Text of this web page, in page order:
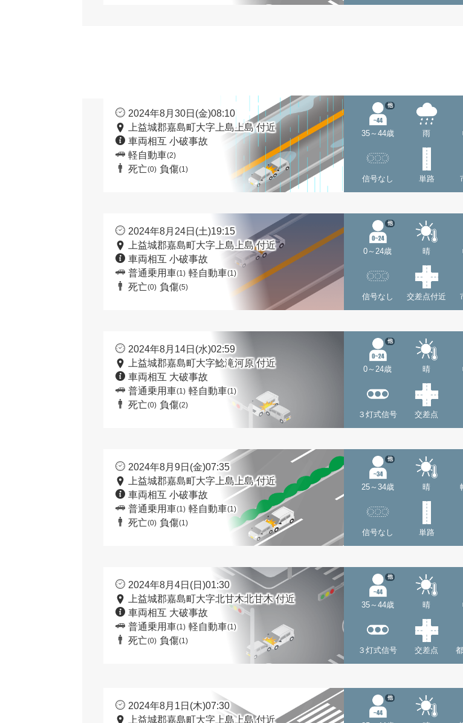
2024年8月30日(金)08:10
上益城郡嘉島町大字上島上島 付近
車両相互 小破事故
軽自動車(2)
死亡(0) 負傷(1)
35～44歳
他
雨
信号なし 単路
2024年8月24日(土)19:15
上益城郡嘉島町大字上島上島 付近
車両相互 小破事故
普通乗用車(1) 軽自動車(1)
死亡(0) 負傷(5)
0～24歳
他
晴
信号なし 交差点付近
2024年8月14日(水)02:59
上益城郡嘉島町大字鯰滝河原 付近
車両相互 大破事故
普通乗用車(1) 軽自動車(1)
死亡(0) 負傷(2)
0～24歳
他
晴
３灯式信号 交差点
2024年8月9日(金)07:35
上益城郡嘉島町大字上島上島 付近
車両相互 小破事故
普通乗用車(1) 軽自動車(1)
死亡(0) 負傷(1)
25～34歳
他
晴
信号なし 単路
2024年8月4日(日)01:30
上益城郡嘉島町大字北甘木北甘木 付近
車両相互 大破事故
普通乗用車(1) 軽自動車(1)
死亡(0) 負傷(1)
35～44歳
他
晴
３灯式信号 交差点
2024年8月1日(木)07:30
上益城郡嘉島町大字上島上島 付近
他